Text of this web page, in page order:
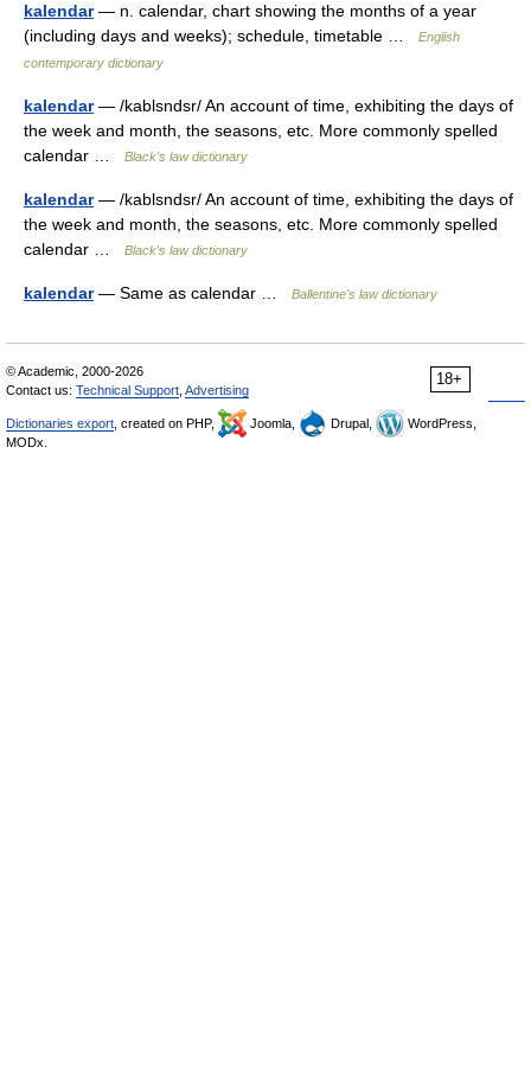
kalendar— n. calendar, chart showing the months of a year
(including days and weeks); schedule, timetable …
English
contemporary dictionary
kalendar— /kablsndsr/ An account of time, exhibiting the days of
the week and month, the seasons, etc. More commonly spelled
calendar …
Black's law dictionary
kalendar— /kablsndsr/ An account of time, exhibiting the days of
the week and month, the seasons, etc. More commonly spelled
calendar …
Black's law dictionary
kalendar— Same as calendar … Ballentine's law dictionary
18+
© Academic, 2000-2026
Contact us: Technical Support Advertising
Dictionaries export , created on PHP, Joomla, Drupal,
WordPress,
MODx.